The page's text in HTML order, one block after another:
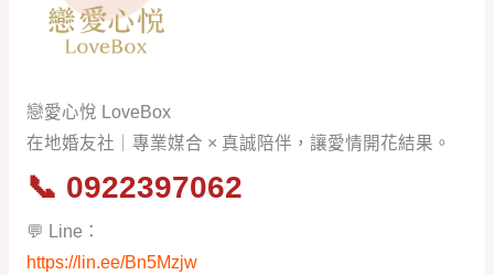
戀愛心悅 LoveBox
在地婚友社｜專業媒合 × 真誠陪伴，讓愛情開花結果。
📞 0922397062
💬 Line：
https://lin.ee/Bn5Mzjw